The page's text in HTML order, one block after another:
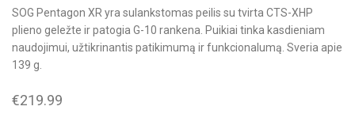
SOG Pentagon XR yra sulankstomas peilis su tvirta CTS-XHP
plieno geležte ir patogia G-10 rankena. Puikiai tinka kasdieniam
naudojimui, užtikrinantis patikimumą ir funkcionalumą. Sveria apie
139 g.
€219.99